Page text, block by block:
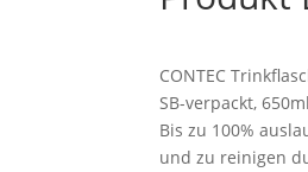
CONTEC
SB-verpackt,
Bis zu 100%
und zu reinigen